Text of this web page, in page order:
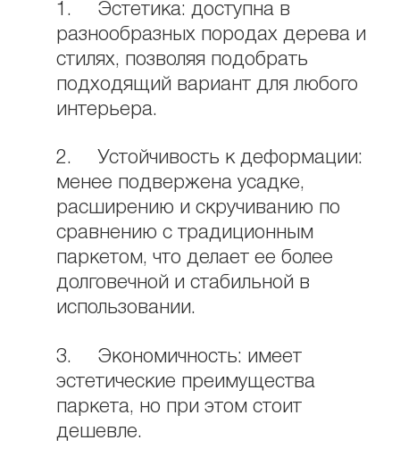
1. Эстетика: доступна в
разнообразных породах дерева и
стилях, позволяя подобрать
подходящий вариант для любого
интерьера.
2. Устойчивость к деформации:
менее подвержена усадке,
расширению и скручиванию по
сравнению с традиционным
паркетом, что делает ее более
долговечной и стабильной в
использовании.
3. Экономичность: имеет
эстетические преимущества
паркета, но при этом стоит
дешевле.